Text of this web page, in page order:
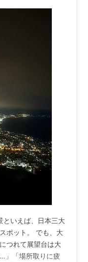
いえば、日本三大
ポット。 でも、大
つれて展望台は大
」「場所取りに疲